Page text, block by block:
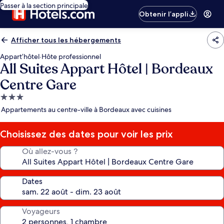
Passer à la section principale
Obtenir l’appli
Afficher tous les hébergements
Appart’hôtel·Hôte professionnel
All Suites Appart Hôtel | Bordeaux
Centre Gare
Hébergement
3.0 étoiles
Appartements au centre-ville à Bordeaux avec cuisines
Choisissez des dates pour voir les prix
Où allez-vous ?
Dates
Voyageurs